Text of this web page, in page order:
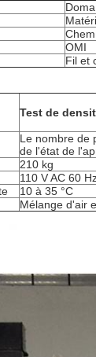
OMI
Fil et
Test de
Le nombre de
de l'état de
210 kg
110 V AC 60
10 à 35 °C
Mélange d'air